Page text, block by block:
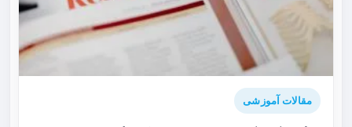
مقالات آموزشی